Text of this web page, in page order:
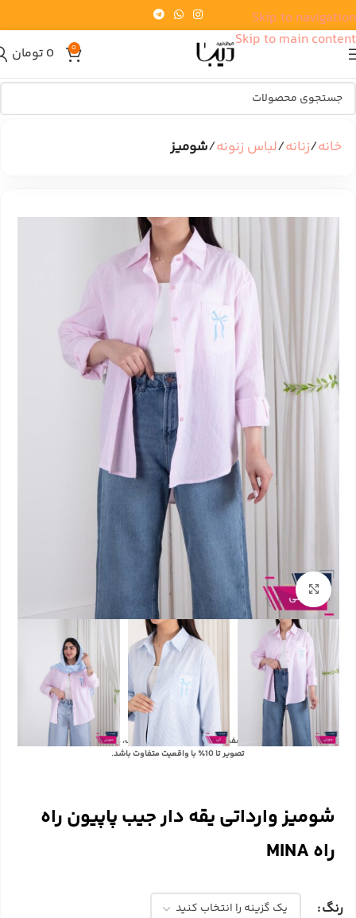
Skip to navigation
Skip to main content
0
0 تومان
خانه زنانه لباس زنونه شومیز
بزرگنمایی تصویر
با توجه به تفاوت رنگ‌ها در صفحه نمایش دستگاه‌های مختلف، ممکن است رنگ محصولات در
تصویر تا 10٪ با واقعیت متفاوت باشد.
شومیز وارداتی یقه دار جیب پاپیون راه
راه MINA
رنگ